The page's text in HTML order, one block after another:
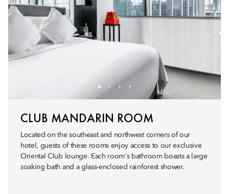
CLUB MANDARIN ROOM
Located on the southeast and northwest corners of our
hotel, guests of these rooms enjoy access to our exclusive
Oriental Club lounge. Each room's bathroom boasts a large
soaking bath and a glass-enclosed rainforest shower.